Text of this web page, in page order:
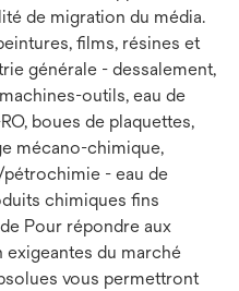
de migration du média.
films, résines et
générale - dessalement,
outils, eau de
boues de plaquettes,
mécano-chimique,
- eau de
chimiques fins
Pour répondre aux
du marché
vous permettront